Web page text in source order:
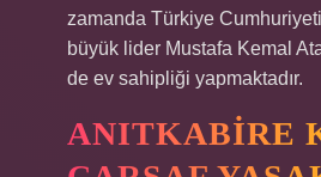
zamanda Türkiye
büyük lider Mustafa Kemal
de ev sahipliği yapmaktadır.
ANITKABIRE